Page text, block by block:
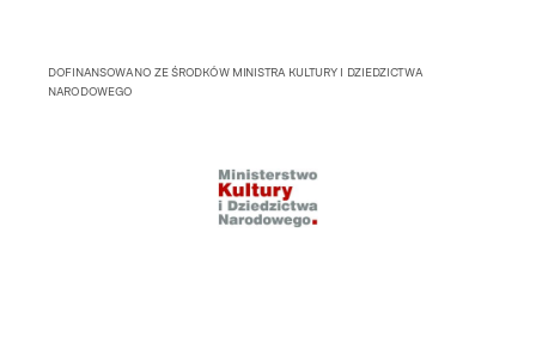
DOFINANSOWANO ZE ŚRODKÓW MINISTRA KULTURY I DZIEDZICTWA
NARODOWEGO